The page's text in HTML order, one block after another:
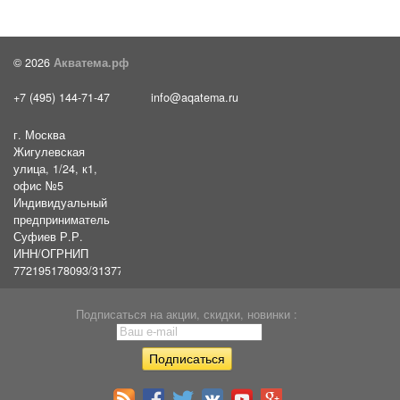
© 2026 Акватема.рф
+7 (495) 144-71-47 info@aqatema.ru
г. Москва
Жигулевская
улица, 1/24, к1,
офис №5
Индивидуальный
предприниматель
Суфиев Р.Р.
ИНН/ОГРНИП
772195178093/31377461610054
Подписаться на акции, скидки, новинки :